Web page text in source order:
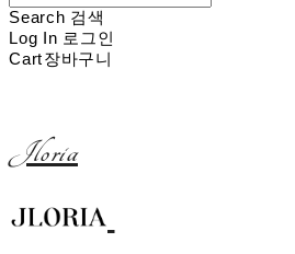
Search 검색
Log In 로그인
Cart장바구니
Jloria